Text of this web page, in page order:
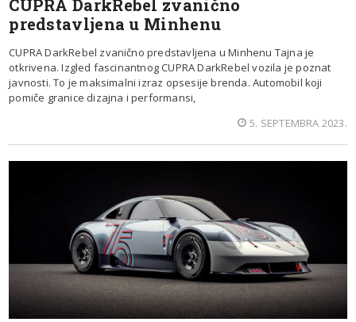
CUPRA DarkRebel zvanično
predstavljena u Minhenu
CUPRA DarkRebel zvanično predstavljena u Minhenu Tajna je
otkrivena. Izgled fascinantnog CUPRA DarkRebel vozila je poznat
javnosti. To je maksimalni izraz opsesije brenda. Automobil koji
pomiče granice dizajna i performansi,
5. SEPTEMBRA 2023.